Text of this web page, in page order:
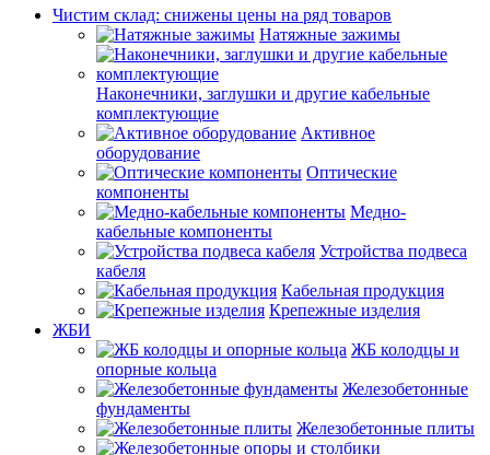
Чистим склад: снижены цены на ряд товаров
Натяжные зажимы
Наконечники, заглушки и другие кабельные
комплектующие
Активное
оборудование
Оптические
компоненты
Медно-
кабельные компоненты
Устройства подвеса
кабеля
Кабельная продукция
Крепежные изделия
ЖБИ
ЖБ колодцы и
опорные кольца
Железобетонные
фундаменты
Железобетонные плиты